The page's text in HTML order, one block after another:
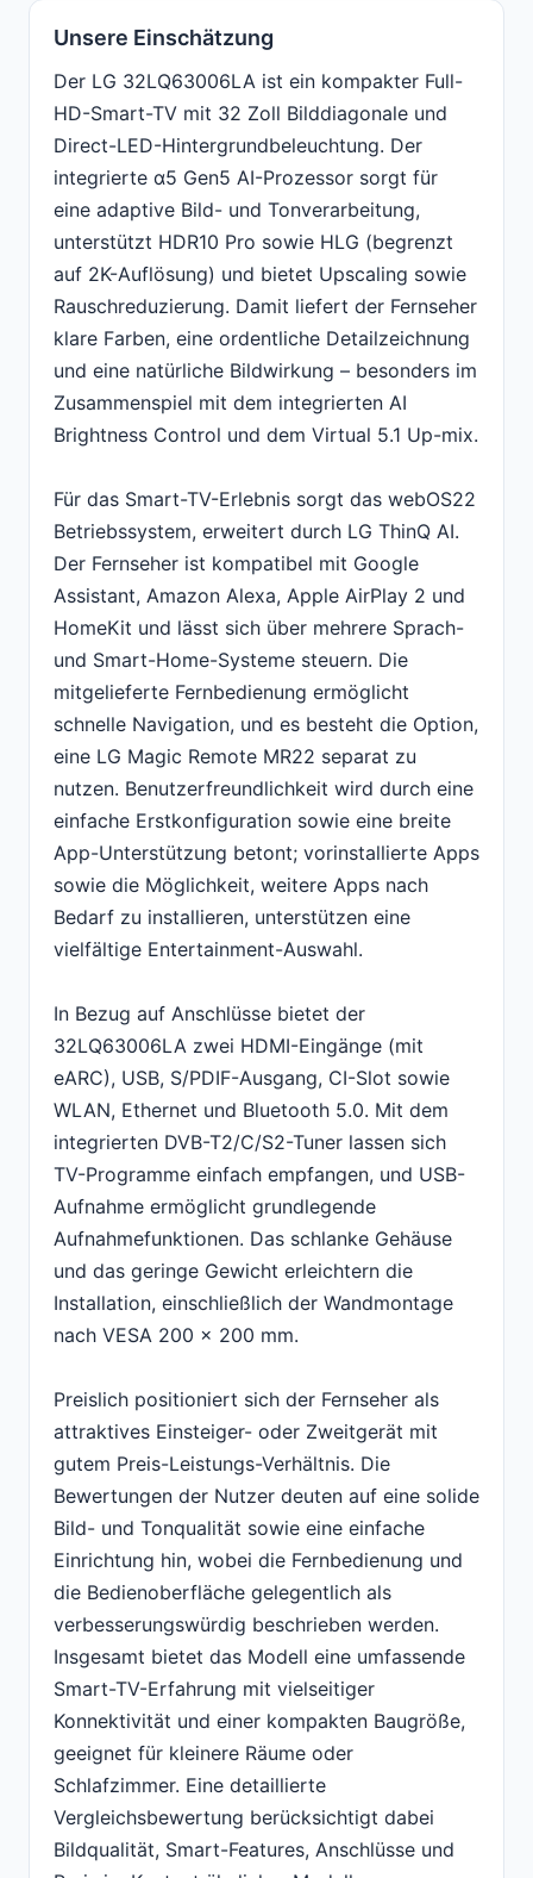
Unsere Einschätzung
Der LG 32LQ63006LA ist ein kompakter Full-
HD-Smart-TV mit 32 Zoll Bilddiagonale und
Direct-LED-Hintergrundbeleuchtung. Der
integrierte α5 Gen5 AI-Prozessor sorgt für
eine adaptive Bild- und Tonverarbeitung,
unterstützt HDR10 Pro sowie HLG (begrenzt
auf 2K-Auflösung) und bietet Upscaling sowie
Rauschreduzierung. Damit liefert der Fernseher
klare Farben, eine ordentliche Detailzeichnung
und eine natürliche Bildwirkung – besonders im
Zusammenspiel mit dem integrierten AI
Brightness Control und dem Virtual 5.1 Up-mix.
Für das Smart-TV-Erlebnis sorgt das webOS22
Betriebssystem, erweitert durch LG ThinQ AI.
Der Fernseher ist kompatibel mit Google
Assistant, Amazon Alexa, Apple AirPlay 2 und
HomeKit und lässt sich über mehrere Sprach-
und Smart-Home-Systeme steuern. Die
mitgelieferte Fernbedienung ermöglicht
schnelle Navigation, und es besteht die Option,
eine LG Magic Remote MR22 separat zu
nutzen. Benutzerfreundlichkeit wird durch eine
einfache Erstkonfiguration sowie eine breite
App-Unterstützung betont; vorinstallierte Apps
sowie die Möglichkeit, weitere Apps nach
Bedarf zu installieren, unterstützen eine
vielfältige Entertainment-Auswahl.
In Bezug auf Anschlüsse bietet der
32LQ63006LA zwei HDMI-Eingänge (mit
eARC), USB, S/PDIF-Ausgang, CI-Slot sowie
WLAN, Ethernet und Bluetooth 5.0. Mit dem
integrierten DVB-T2/C/S2-Tuner lassen sich
TV-Programme einfach empfangen, und USB-
Aufnahme ermöglicht grundlegende
Aufnahmefunktionen. Das schlanke Gehäuse
und das geringe Gewicht erleichtern die
Installation, einschließlich der Wandmontage
nach VESA 200 x 200 mm.
Preislich positioniert sich der Fernseher als
attraktives Einsteiger- oder Zweitgerät mit
gutem Preis-Leistungs-Verhältnis. Die
Bewertungen der Nutzer deuten auf eine solide
Bild- und Tonqualität sowie eine einfache
Einrichtung hin, wobei die Fernbedienung und
die Bedienoberfläche gelegentlich als
verbesserungswürdig beschrieben werden.
Insgesamt bietet das Modell eine umfassende
Smart-TV-Erfahrung mit vielseitiger
Konnektivität und einer kompakten Baugröße,
geeignet für kleinere Räume oder
Schlafzimmer. Eine detaillierte
Vergleichsbewertung berücksichtigt dabei
Bildqualität, Smart-Features, Anschlüsse und